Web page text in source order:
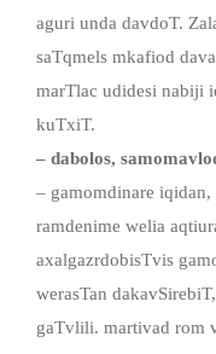
aguri unda davdoT.
saTqmels mkafiod
marTlac udidesi nabiji
kuTxiT.
– dabolos,
– gamomdinare
ramdenime welia
axalgazrdobisTvis
werasTan
gaTvlili. martivad rom